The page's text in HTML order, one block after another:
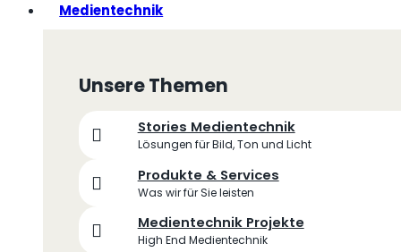
Medientechnik
Unsere Themen
Stories Medientechnik
Lösungen für Bild, Ton und Licht
Produkte & Services
Was wir für Sie leisten
Medientechnik Projekte
High End Medientechnik